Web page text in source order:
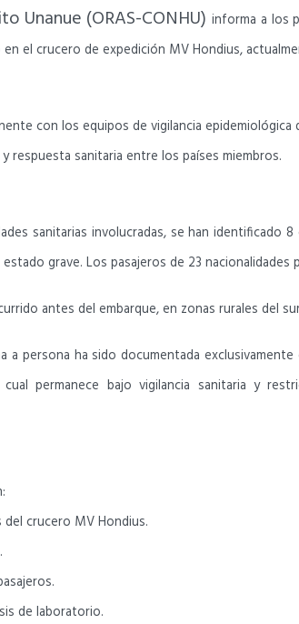
Unanue (ORAS-CONHU)informa a los
el crucero de expedición MV Hondius,
con los equipos de vigilancia
respuesta sanitaria entre los países miembros.
sanitarias involucradas, se han
grave. Los pasajeros de 23
antes del embarque, en zonas rurales del
a persona ha sido documentada
permanece bajo vigilancia sanitaria y
crucero MV Hondius.
de laboratorio.